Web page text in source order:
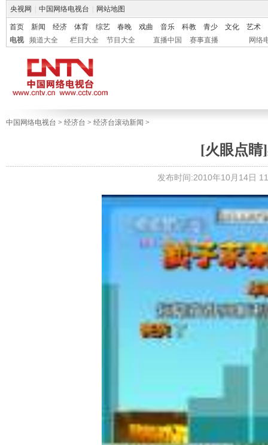
央视网 中国网络电视台 网站地图
首页 新闻 经济 体育 综艺 春晚 戏曲 音乐 科教 青少 文化
艺术
电视
频道大全 栏目大全 节目大全 直播中国 赛事直播 网络
中国网络电视台 > 经济台 > 经济台滚动新闻 >
[火眼点睛
发布时间:2010年10月14日